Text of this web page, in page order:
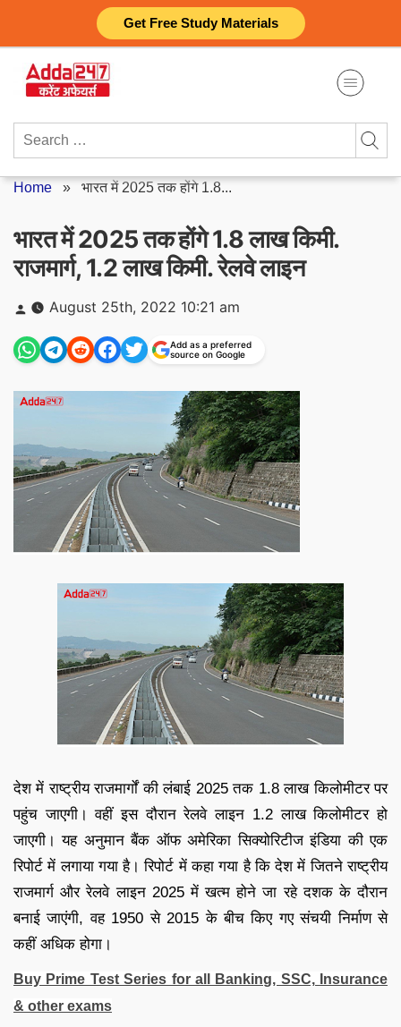
Get Free Study Materials
content
Search
Home » भारत में 2025 तक होंगे 1.8...
भारत में 2025 तक होंगे 1.8 लाख किमी.
राजमार्ग, 1.2 लाख किमी. रेलवे लाइन
Posted
by
August 25th, 2022 10:21 am
Add as a preferred
source on Google
देश में राष्ट्रीय राजमार्गों की लंबाई 2025 तक 1.8 लाख किलोमीटर पर
पहुंच जाएगी। वहीं इस दौरान रेलवे लाइन 1.2 लाख किलोमीटर हो
जाएगी। यह अनुमान बैंक ऑफ अमेरिका सिक्योरिटीज इंडिया की एक
रिपोर्ट में लगाया गया है। रिपोर्ट में कहा गया है कि देश में जितने राष्ट्रीय
राजमार्ग और रेलवे लाइन 2025 में खत्म होने जा रहे दशक के दौरान
बनाई जाएंगी, वह 1950 से 2015 के बीच किए गए संचयी निर्माण से
कहीं अधिक होगा।
Buy Prime Test Series for all Banking, SSC, Insurance
& other exams